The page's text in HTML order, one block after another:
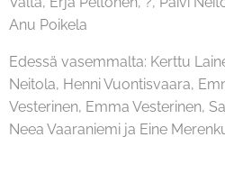
Anu Poikela
Edessä vasemmalta: Kerttu
Neitola, Henni Vuontisvaara,
Vesterinen, Emma Vesterinen,
Neea Vaaraniemi ja Eine